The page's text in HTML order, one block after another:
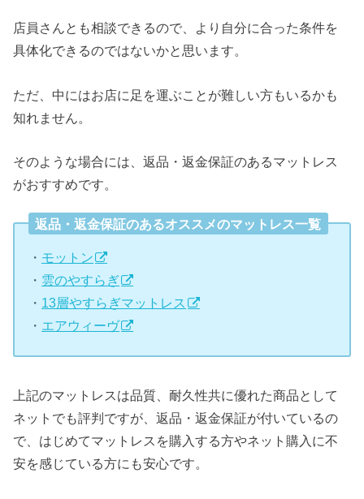
店員さんとも相談できるので、より自分に合った条件を
具体化できるのではないかと思います。
ただ、中にはお店に足を運ぶことが難しい方もいるかも
知れません。
そのような場合には、返品・返金保証のあるマットレス
がおすすめです。
返品・返金保証のあるオススメのマットレス一覧
・ モットン
・ 雲のやすらぎ
・ 13層やすらぎマットレス
・ エアウィーヴ
上記のマットレスは品質、耐久性共に優れた商品として
ネットでも評判ですが、返品・返金保証が付いているの
で、はじめてマットレスを購入する方やネット購入に不
安を感じている方にも安心です。